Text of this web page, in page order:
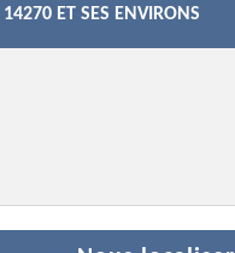
14270 ET SES ENVIRONS